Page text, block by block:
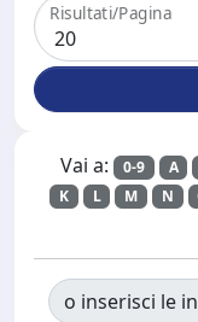
Risultati/Pagina
Vai a: 0-9 A
K
L M N
o inserisci le